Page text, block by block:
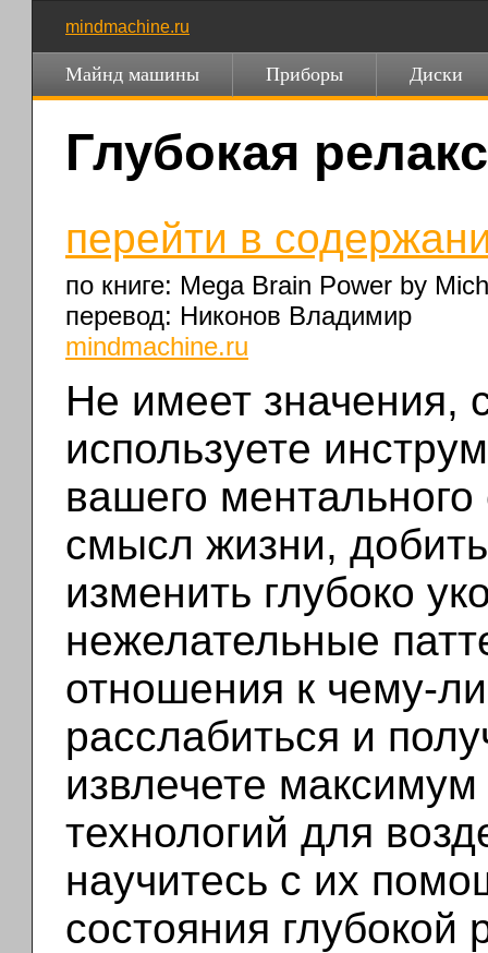
mindmachine.ru
Майнд машины Приборы Диски
Глубокая
перейти в
по книге: Mega Brain Power by
перевод: Никонов Владимир
mindmachine.ru
Не имеет значения,
используете
вашего
смысл жизни,
изменить глубоко
нежелательные
отношения к чему-
расслабиться и
извлечете
технологий для
научитесь с их
состояния глубокой